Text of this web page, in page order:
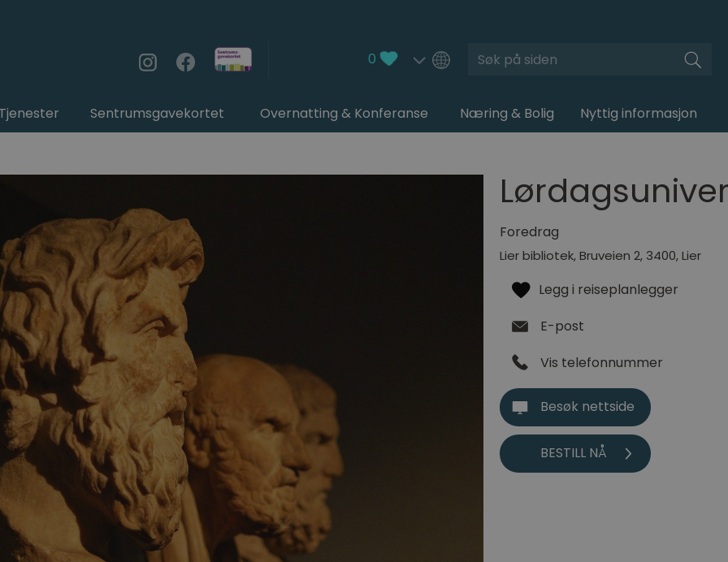
0 Søk
Sentrumsgavekortet Overnatting & Konferanse Næring & Bolig Nyttig informasjon
Foredrag
Lier bibliotek, Bruveien 2, 3400,Lier
E-post
Vis telefonnummer
Besøk nettside